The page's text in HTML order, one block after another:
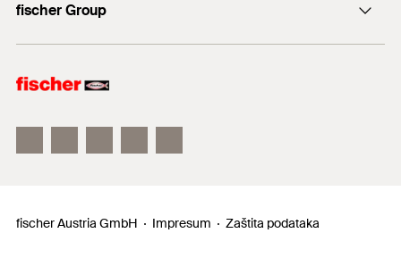
Sidreni vijak FAZ II
fischer Group
fischertechnik
fischer Austria GmbH Impresum Zaštita podataka